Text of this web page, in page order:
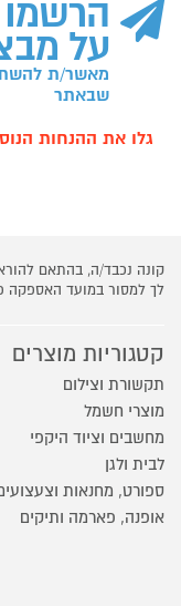
הרשמו
על
מאשר/ת
שבאתר
גלו את ההנחות
קונה נכבד/ה, בהתאם
לך למסור במועד האספקה
קטגוריות מוצרים
תקשורת וצילום
מוצרי חשמל
מחשבים וציוד היקפי
לבית ולגן
ספורט, מחנאות
אופנה, פארמה ותיקים